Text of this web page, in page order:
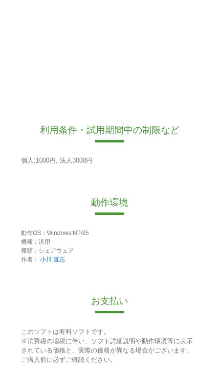
利用条件・試用期間中の制限など
個人:1000円, 法人3000円
動作環境
動作OS：Windows NT/95
機種：汎用
種類：シェアウェア
作者： 小川 直志
お支払い
このソフトは有料ソフトです。
※消費税の増税に伴い、ソフト詳細説明や動作環境等に表示
されている価格と、実際の価格が異なる場合がございます。
ご購入前に必ずご確認ください。